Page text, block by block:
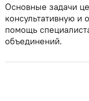
Основные задачи
консультативную и
помощь
объединений.